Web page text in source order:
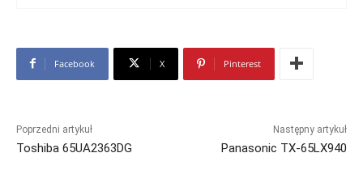
Facebook X Pinterest
Poprzedni artykuł
Toshiba 65UA2363DG
Następny artykuł
Panasonic TX-65LX940